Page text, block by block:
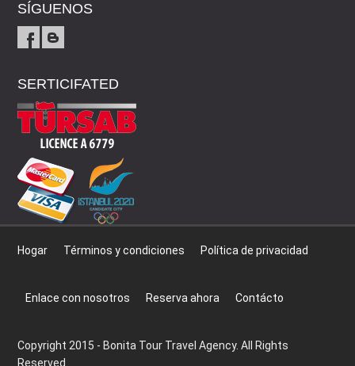
SÍGUENOS
SERTICIFATED
Hogar Términos y condiciones Política de privacidad
Enlace con nosotros Reserva ahora Contácto
Copyright 2015 - Bonita Tour Travel Agency. All Rights
Reserved.